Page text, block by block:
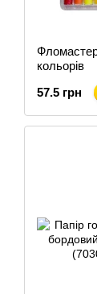
кольорів
57.5 грн